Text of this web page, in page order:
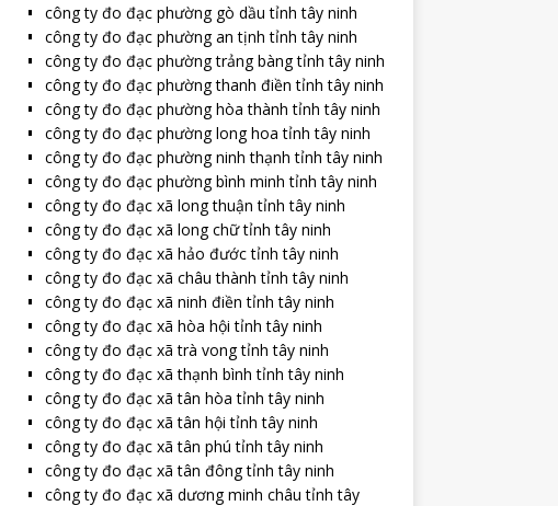
công ty đo đạc phường gò dầu tỉnh tây ninh
công ty đo đạc phường an tịnh tỉnh tây ninh
công ty đo đạc phường trảng bàng tỉnh tây ninh
công ty đo đạc phường thanh điền tỉnh tây ninh
công ty đo đạc phường hòa thành tỉnh tây ninh
công ty đo đạc phường long hoa tỉnh tây ninh
công ty đo đạc phường ninh thạnh tỉnh tây ninh
công ty đo đạc phường bình minh tỉnh tây ninh
công ty đo đạc xã long thuận tỉnh tây ninh
công ty đo đạc xã long chữ tỉnh tây ninh
công ty đo đạc xã hảo đước tỉnh tây ninh
công ty đo đạc xã châu thành tỉnh tây ninh
công ty đo đạc xã ninh điền tỉnh tây ninh
công ty đo đạc xã hòa hội tỉnh tây ninh
công ty đo đạc xã trà vong tỉnh tây ninh
công ty đo đạc xã thạnh bình tỉnh tây ninh
công ty đo đạc xã tân hòa tỉnh tây ninh
công ty đo đạc xã tân hội tỉnh tây ninh
công ty đo đạc xã tân phú tỉnh tây ninh
công ty đo đạc xã tân đông tỉnh tây ninh
công ty đo đạc xã dương minh châu tỉnh tây